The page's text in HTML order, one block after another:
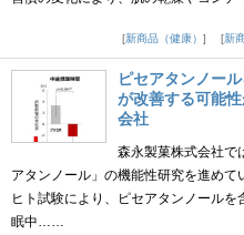
新商品（健康）
新
ピセアタンノー
が改善する可能
会社
森永製菓株式会社で
アタンノール」の機能性研究を進め
ヒト試験により、ピセアタンノール
眠中……